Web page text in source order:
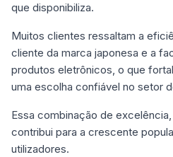
que disponibiliza.
Muitos clientes ressaltam a
cliente da marca japonesa e a
produtos eletrônicos, o que
uma escolha confiável no setor
Essa combinação de
contribui para a crescente
utilizadores.